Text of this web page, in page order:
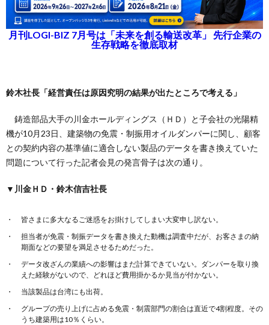
月刊LOGI-BIZ 7月号は「未来を創る輸送改革」 先行企業の
生存戦略を徹底取材
鈴木社長「経営責任は原因究明の結果が出たところで考える」
鋳造部品大手の川金ホールディングス（ＨＤ）と子会社の光陽精
機が10月23日、建築物の免震・制振用オイルダンパーに関し、顧客
との契約内容の基準値に適合しない製品のデータを書き換えていた
問題について行った記者会見の発言骨子は次の通り。
▼川金ＨＤ・鈴木信吉社長
皆さまに多大なるご迷惑をお掛けしてしまい大変申し訳ない。
担当者が免震・制振データを書き換えた動機は調査中だが、お客さまの納
期面などの要望を満足させるためだった。
データ改ざんの業績への影響はまだ計算できていない。ダンパーを取り換
えた経験がないので、どれほど費用掛かるか見当が付かない。
当該製品は台湾にも出荷。
グループの売り上げに占める免震・制震部門の割合は直近で4割程度。その
うち建築用は10％くらい。